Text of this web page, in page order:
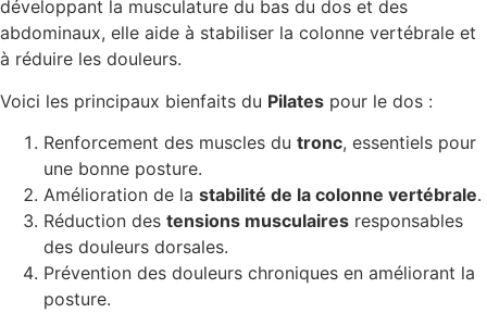
développant la musculature du bas du dos et des
abdominaux, elle aide à stabiliser la colonne vertébrale et
à réduire les douleurs.
Voici les principaux bienfaits du Pilates pour le dos :
Renforcement des muscles du tronc, essentiels pour
une bonne posture.
Amélioration de la stabilité de la colonne vertébrale.
Réduction des tensions musculaires responsables
des douleurs dorsales.
Prévention des douleurs chroniques en améliorant la
posture.